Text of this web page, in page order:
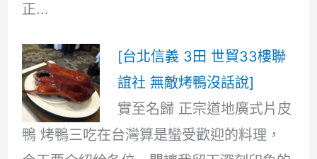
正...
[台北信義 3田 世貿33樓聯
誼社 無敵烤鴨沒話說]
實至名歸 正宗道地廣式片皮
鴨 烤鴨三吃在台灣算是蠻受歡迎的料理，